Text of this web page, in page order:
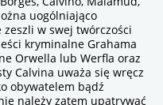
uogólniająco
w swej twórczości
kryminalne Grahama
Orwella lub Werfla oraz
Calvina uważa się wręcz
obywatelem bądź
należy zatem upatrywać